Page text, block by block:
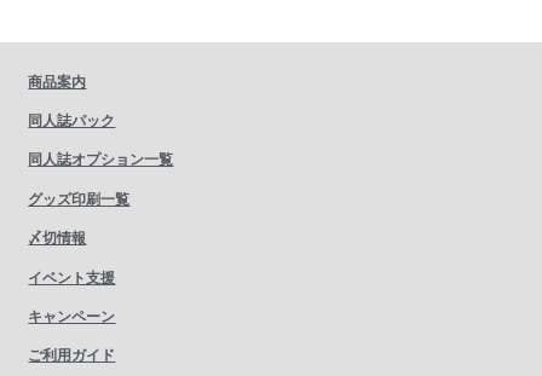
商品案内
同人誌パック
同人誌オプション一覧
グッズ印刷一覧
〆切情報
イベント支援
キャンペーン
ご利用ガイド